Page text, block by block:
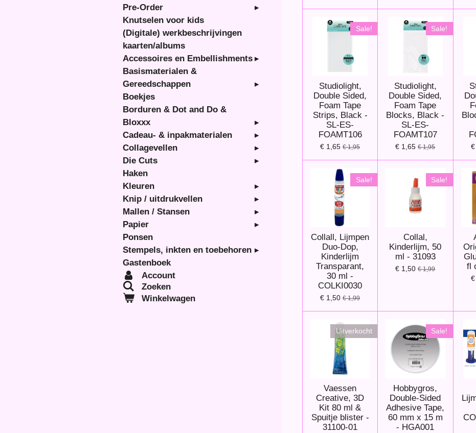
Sale!
Studiolight,
Double Sided,
Foam Tape
Strips, Black -
SL-ES-
FOAMT106
€ 1,65 € 1,95
Sale!
Studiolight,
Double Sided,
Foam Tape
Blocks, Black -
SL-ES-
FOAMT107
€ 1,65 € 1,95
Sale!
Collall, Lijmpen
Duo-Dop,
Kinderlijm
Transparant,
30 ml -
COLKI0030
€ 1,50 € 1,99
Sale!
Collal,
Kinderlijm, 50
ml - 31093
€ 1,50 € 1,99
fl
Uitverkocht
Vaessen
Creative, 3D
Kit 80 ml &
Spuitje blister -
31100-01
Sale!
Hobbygros,
Double-Sided
Adhesive Tape,
60 mm x 15 m
- HGA001
Pre-Order
Knutselen voor kids
(Digitale) werkbeschrijvingen
kaarten/albums
Accessoires en Embellishments
Basismaterialen &
Gereedschappen
Boekjes
Borduren & Dot and Do &
Bloxxx
Cadeau- & inpakmaterialen
Collagevellen
Die Cuts
Haken
Kleuren
Knip / uitdrukvellen
Mallen / Stansen
Papier
Ponsen
Stempels, inkten en toebehoren
Gastenboek
Account
Zoeken
Winkelwagen